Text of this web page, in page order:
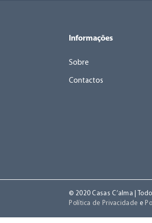
Informações
Sobre
Contactos
© 2020 Casas C’alma |
Política de Privacidade e